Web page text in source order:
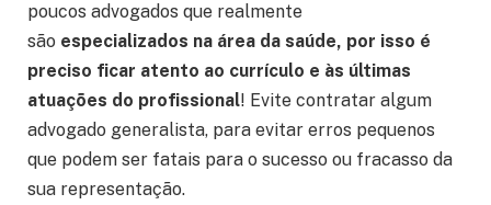
poucos advogados que realmente
são especializados na área da saúde, por isso é
preciso ficar atento ao currículo e às últimas
atuações do profissional! Evite contratar algum
advogado generalista, para evitar erros pequenos
que podem ser fatais para o sucesso ou fracasso da
sua representação.